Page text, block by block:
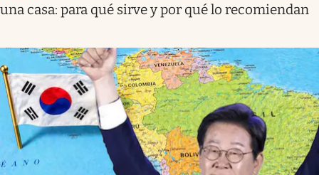
una casa: para qué sirve y por qué lo recomiendan